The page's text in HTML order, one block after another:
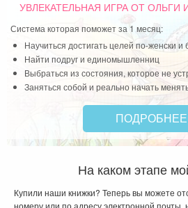
УВЛЕКАТЕЛЬНАЯ ИГРАОТ ОЛЬГИ
Система которая поможет за 1 месяц:
Научиться достигать целей по-женски и
Найти подруг и единомышленниц
Выбраться из состояния, которое не
Заняться собой и реально начать
ПОДРОБНЕЕ
На каком этапе
Купили наши книжки? Теперь вы можете